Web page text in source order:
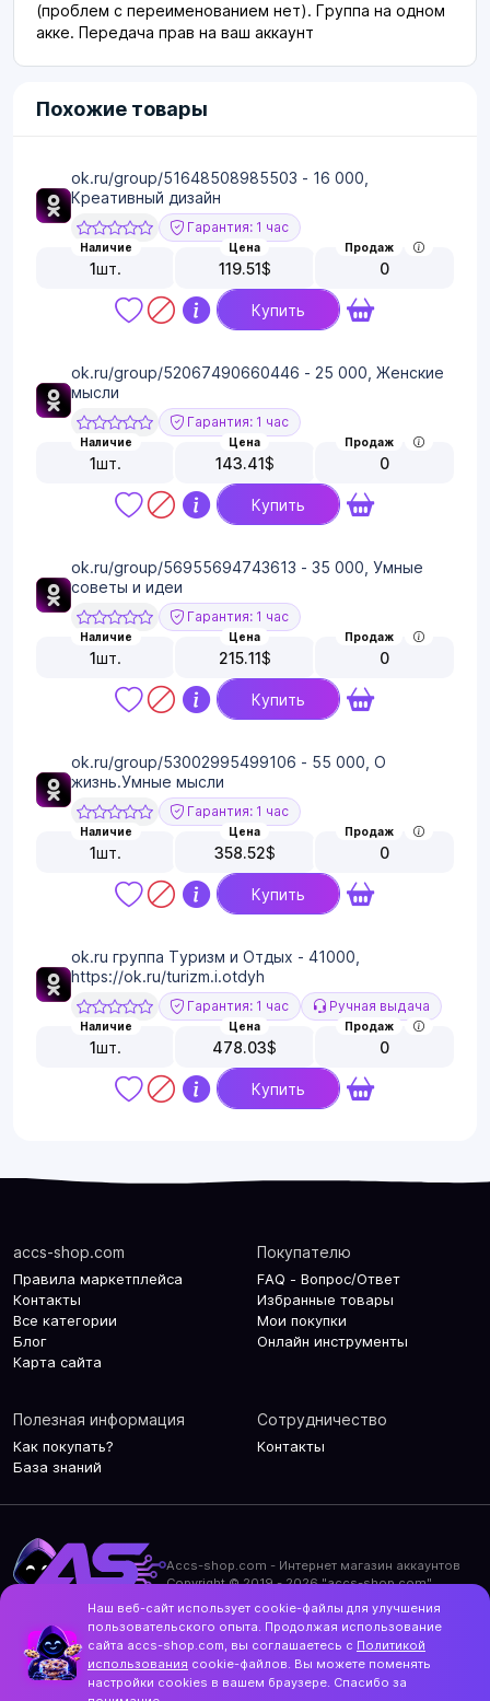
(проблем с переименованием нет). Группа на одном
акке. Передача прав на ваш аккаунт
Похожие товары
ok.ru/group/51648508985503 - 16 000,
Креативный дизайн
Гарантия: 1 час
Наличие
1шт.
Цена
119.51$
Продаж
0
Купить
ok.ru/group/52067490660446 - 25 000, Женские
мысли
Гарантия: 1 час
Наличие
1шт.
Цена
143.41$
Продаж
0
Купить
ok.ru/group/56955694743613 - 35 000, Умные
советы и идеи
Гарантия: 1 час
Наличие
1шт.
Цена
215.11$
Продаж
0
Купить
ok.ru/group/53002995499106 - 55 000, О
жизнь.Умные мысли
Гарантия: 1 час
Наличие
1шт.
Цена
358.52$
Продаж
0
Купить
ok.ru группа Туризм и Отдых - 41000,
https://ok.ru/turizm.i.otdyh
Гарантия: 1 час Ручная выдача
Наличие
1шт.
Цена
478.03$
Продаж
0
Купить
accs-shop.com
Правила маркетплейса
Контакты
Все категории
Блог
Карта сайта
Покупателю
FAQ - Вопрос/Ответ
Избранные товары
Мои покупки
Онлайн инструменты
Полезная информация
Как покупать?
База знаний
Сотрудничество
Контакты
Accs-shop.com - Интернет магазин аккаунтов
Copyright © 2019 - 2026 "accs-shop.com"
Политика использования cookie-файлов
Контакты и актуальный адрес сайта
Structo
Дизайн и разработка
Наш веб-сайт использует cookie-файлы для улучшения
пользовательского опыта. Продолжая использование
сайта accs-shop.com, вы соглашаетесь с Политикой
использования cookie-файлов. Вы можете поменять
настройки cookies в вашем браузере. Спасибо за